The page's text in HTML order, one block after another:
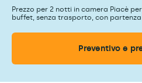
Prezzo per 2 notti in camera Piacè
buffet, senza trasporto, con partenza
Preventivo e